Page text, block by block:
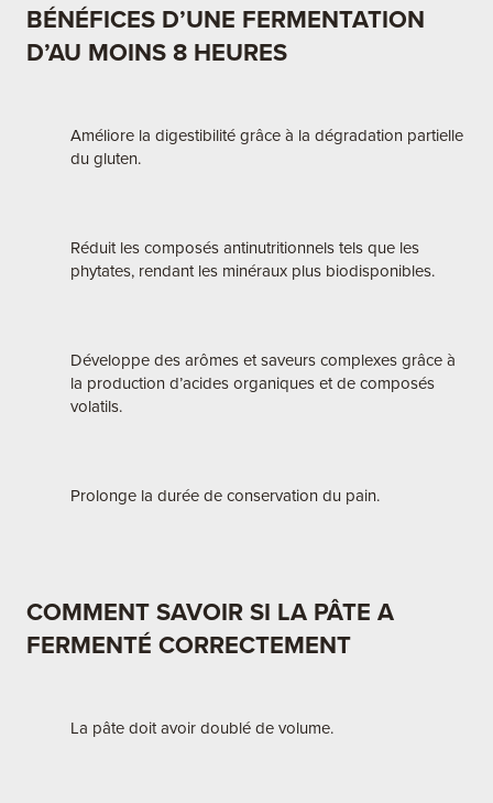
BÉNÉFICES D’UNE FERMENTATION
D’AU MOINS 8 HEURES
Améliore la digestibilité grâce à la dégradation partielle
du gluten.
Réduit les composés antinutritionnels tels que les
phytates, rendant les minéraux plus biodisponibles.
Développe des arômes et saveurs complexes grâce à
la production d’acides organiques et de composés
volatils.
Prolonge la durée de conservation du pain.
COMMENT SAVOIR SI LA PÂTE A
FERMENTÉ CORRECTEMENT
La pâte doit avoir doublé de volume.